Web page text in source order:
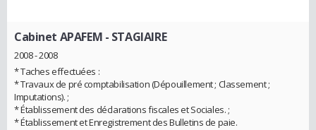
Cabinet APAFEM - STAGIAIRE
2008 - 2008
* Taches effectuées :
* Travaux de pré comptabilisation (Dépouillement ; Classement ;
Imputations). ;
* Établissement des déclarations fiscales et Sociales. ;
* Établissement et Enregistrement des Bulletins de paie.